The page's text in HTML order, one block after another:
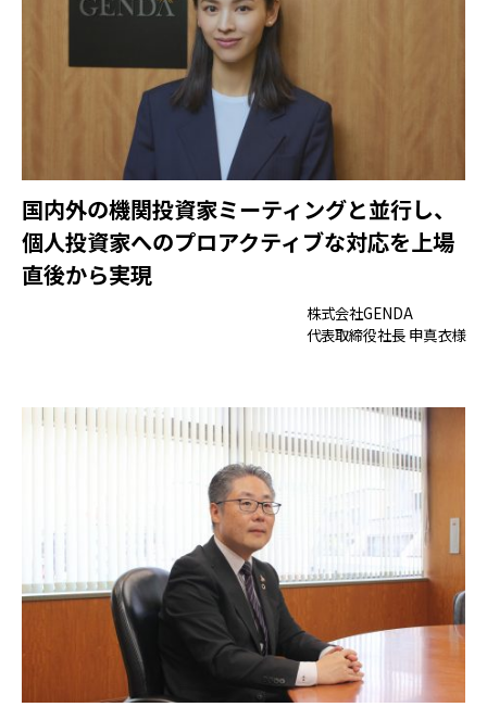
国内外の機関投資家ミーティングと並行し、
個人投資家へのプロアクティブな対応を上場
直後から実現
株式会社GENDA
代表取締役社長 申真衣様